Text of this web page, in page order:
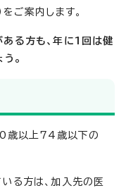
ご案内します。
る方も、年に1回は健
。
歳以上74歳以下の
る方は、加入先の医